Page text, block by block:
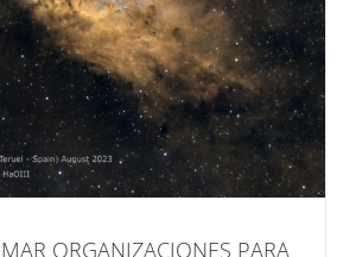
ORGANIZACIONES PARA